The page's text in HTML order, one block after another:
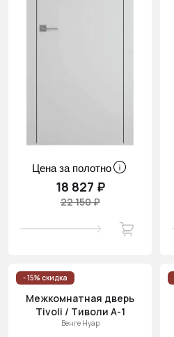
Цена за полотно
18 827 ₽
22 150 ₽
- 15% скидка
Межкомнатная дверь
Tivoli / Тиволи А-1
Венге Нуар